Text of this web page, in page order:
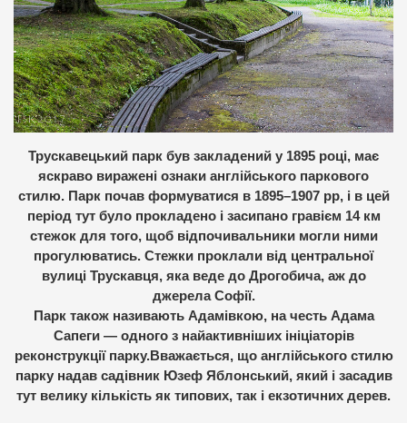
Трускавецький парк був закладений у 1895 році, має
яскраво виражені ознаки англійського паркового
стилю. Парк почав формуватися в 1895–1907 рр, і в цей
період тут було прокладено і засипано гравієм 14 км
стежок для того, щоб відпочивальники могли ними
прогулюватись. Стежки проклали від центральної
вулиці Трускавця, яка веде до Дрогобича, аж до
джерела Софії.
Парк також називають Адамівкою, на честь Адама
Сапеги — одного з найактивніших ініціаторів
реконструкції парку.Вважається, що англійського стилю
парку надав садівник Юзеф Яблонський, який і засадив
тут велику кількість як типових, так і екзотичних дерев.